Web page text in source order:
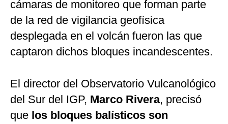
cámaras de monitoreo que forman parte
de la red de vigilancia geofísica
desplegada en el volcán fueron las que
captaron dichos bloques incandescentes.
El director del Observatorio Vulcanológico
del Sur del IGP, Marco Rivera, precisó
que los bloques balísticos son